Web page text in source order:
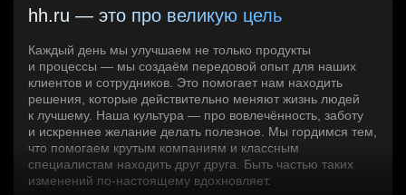
hh.ru — это про великую цель
Каждый день мы улучшаем не только продукты
и процессы — мы создаём передовой опыт для наших
клиентов и сотрудников. Это помогает нам находить
решения, которые действительно меняют жизнь людей
к лучшему. Наша культура — про вовлечённость, заботу
и искреннее желание делать полезное. Мы гордимся тем,
что помогаем крутым компаниям и классным
специалистам находить друг друга. Быть частью таких
изменений по‑настоящему вдохновляет.